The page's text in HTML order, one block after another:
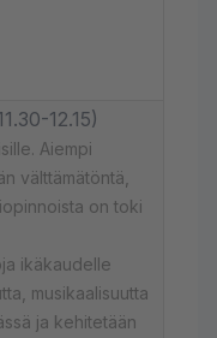
12.15)
Aiempi
välttämätöntä,
on toki
ikäkaudelle
musikaalisuutta
ja kehitetään